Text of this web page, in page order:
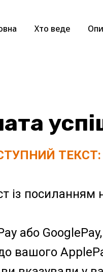
Хто веде
ТЕКСТ:
посиланням
або